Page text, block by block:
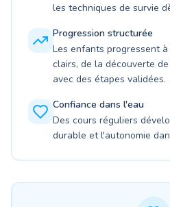
les techniques de survie
Progression structurée
Les enfants progressent
clairs, de la découverte
avec des étapes validées.
Confiance dans l'eau
Des cours réguliers
durable et l'autonomie